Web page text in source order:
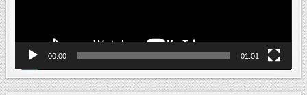
00:00 01:01